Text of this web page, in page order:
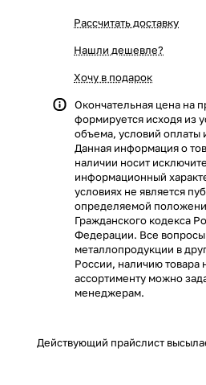
Рассчитать доставку
Нашли дешевле?
Хочу в подарок
Окончательная цена на
формируется исходя из
объема, условий оплаты
Данная информация о
наличии носит
информационный
условиях не является
определяемой
Гражданского кодекса
Федерации. Все вопросы
металлопродукции в
России, наличию товара
ассортименту можно
менеджерам.
Действующий прайслист